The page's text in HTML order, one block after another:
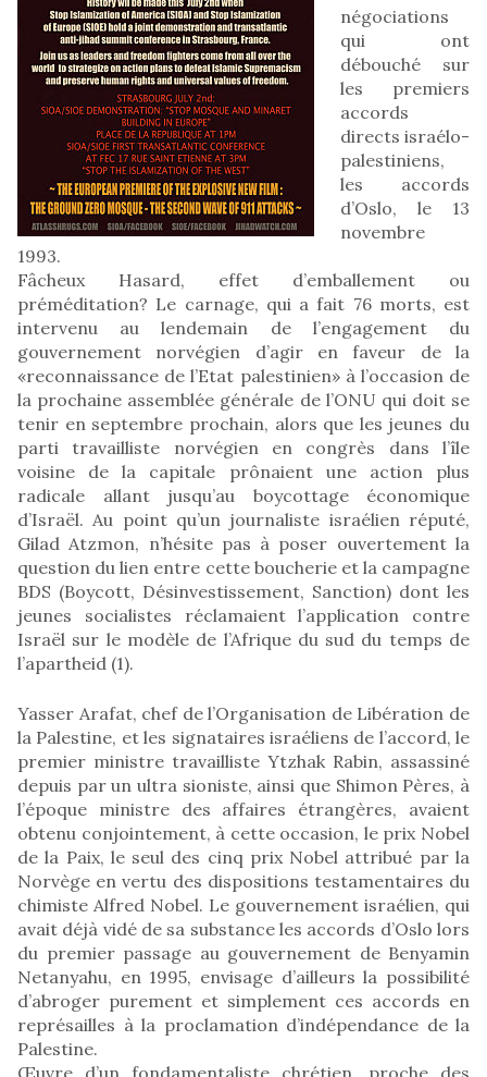
négociations
qui ont
débouché sur
les premiers
accords
directs israélo-
palestiniens,
les accords
d’Oslo, le 13
novembre
1993.
Fâcheux Hasard, effet d’emballement ou
préméditation? Le carnage, qui a fait 76 morts, est
intervenu au lendemain de l’engagement du
gouvernement norvégien d’agir en faveur de la
«reconnaissance de l’Etat palestinien» à l’occasion de
la prochaine assemblée générale de l’ONU qui doit se
tenir en septembre prochain, alors que les jeunes du
parti travailliste norvégien en congrès dans l’île
voisine de la capitale prônaient une action plus
radicale allant jusqu’au boycottage économique
d’Israël. Au point qu’un journaliste israélien réputé,
Gilad Atzmon, n’hésite pas à poser ouvertement la
question du lien entre cette boucherie et la campagne
BDS (Boycott, Désinvestissement, Sanction) dont les
jeunes socialistes réclamaient l’application contre
Israël sur le modèle de l’Afrique du sud du temps de
l’apartheid (1).
Yasser Arafat, chef de l’Organisation de Libération de
la Palestine, et les signataires israéliens de l’accord, le
premier ministre travailliste Ytzhak Rabin, assassiné
depuis par un ultra sioniste, ainsi que Shimon Pères, à
l’époque ministre des affaires étrangères, avaient
obtenu conjointement, à cette occasion, le prix Nobel
de la Paix, le seul des cinq prix Nobel attribué par la
Norvège en vertu des dispositions testamentaires du
chimiste Alfred Nobel. Le gouvernement israélien, qui
avait déjà vidé de sa substance les accords d’Oslo lors
du premier passage au gouvernement de Benyamin
Netanyahu, en 1995, envisage d’ailleurs la possibilité
d’abroger purement et simplement ces accords en
représailles à la proclamation d’indépendance de la
Palestine.
Œuvre d’un fondamentaliste chrétien, proche des